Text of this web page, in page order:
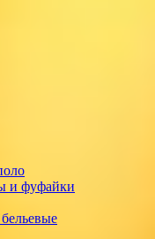
и фуфайки